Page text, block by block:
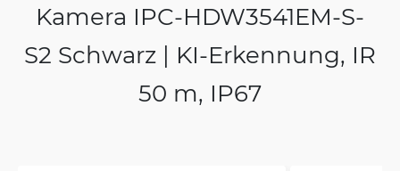
Kamera IPC-HDW3541EM-S-
S2 Schwarz | KI-Erkennung, IR
50 m, IP67